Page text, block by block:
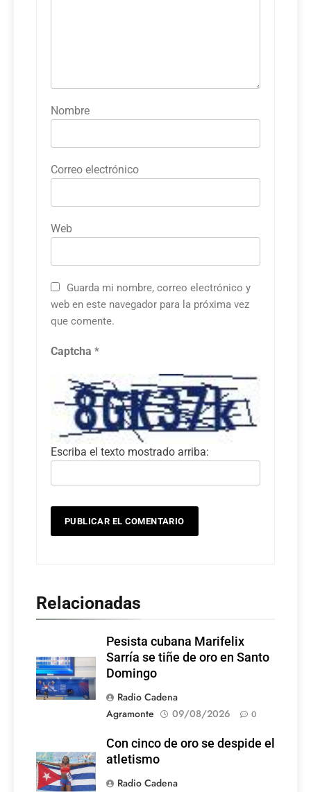
Nombre
Correo electrónico
Web
Guarda mi nombre, correo electrónico y
web en este navegador para la próxima vez
que comente.
Captcha *
Escriba el texto mostrado arriba:
Relacionadas
Pesista cubana Marifelix
Sarría se tiñe de oro en Santo
Domingo
Radio Cadena
Agramonte
09/08/2026 0
Con cinco de oro se despide el
atletismo
Radio Cadena